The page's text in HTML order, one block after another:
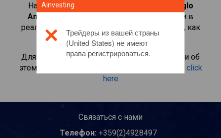
Начать торговать CFD-контрактами на
Anglo
American(UK)
. Просматривайте котировки в
реальном времени и получайте дивиденды, как
если бы вы владели самой акцией.
Для получения дополнительной информации об
этом инвестиционном продукте, пожалуйста click
here
Связаться с нами
Телефон: +359(2)4928497
Ainvesting
Трейдеры из вашей страны
(United States) не имеют
права регистрироваться.